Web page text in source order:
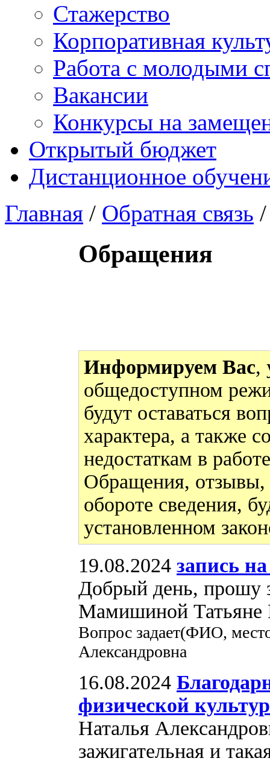
Стажерство
Корпоративная
Работа с молодыми
Вакансии
Конкурсы на
Открытый бюджет
Дистанционное
Главная / Обратная связь
Обращения
Информируем Вас,
общедоступном
будут оставаться
характера, а также
недостаткам в
Обращения, отзывы,
обороте сведения,
установленном
19.08.2024 запись
Добрый день, прошу
Мамишиной Татьяне
Вопрос задает(ФИО,
Александровна
16.08.2024
физической
Наталья
зажигательная и